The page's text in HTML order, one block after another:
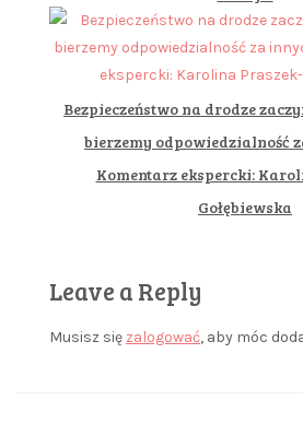
Bezpieczeństwo na drodze
bierzemy odpowiedzialność
Komentarz ekspercki:
Gołębiewska
Leave a Reply
Musisz się zalogować, aby móc